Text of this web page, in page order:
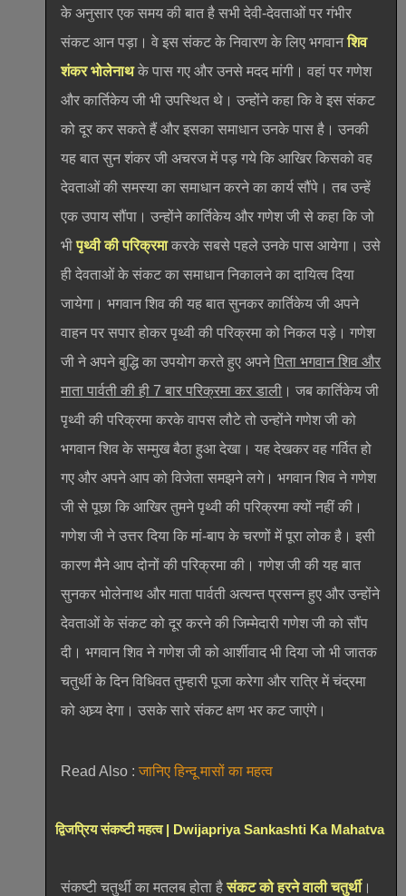
के अनुसार एक समय की बात है सभी देवी-देवताओं पर गंभीर
संकट आन पड़ा। वे इस संकट के निवारण के लिए भगवानशिव
शंकर भोलेनाथके पास गए और उनसे मदद मांगी। वहां पर गणेश
और कार्तिकेय जी भी उपस्थित थे। उन्होंने कहा कि वे इस संकट
को दूर कर सकते हैं और इसका समाधान उनके पास है। उनकी
यह बात सुन शंकर जी अचरज में पड़ गये कि आखिर किसको वह
देवताओं की समस्या का समाधान करने का कार्य सौंपे। तब उन्हें
एक उपाय सौंपा। उन्होंने कार्तिकेय और गणेश जी से कहा कि जो
भीपृथ्वी की परिक्रमाकरके सबसे पहले उनके पास आयेगा। उसे
ही देवताओं के संकट का समाधान निकालने का दायित्व दिया
जायेगा। भगवान शिव की यह बात सुनकर कार्तिकेय जी अपने
वाहन पर सपार होकर पृथ्वी की परिक्रमा को निकल पड़े। गणेश
जी ने अपने बुद्धि का उपयोग करते हुए अपनेपिता भगवान शिव और
माता पार्वती की ही 7 बार परिक्रमा कर डाली । जब कार्तिकेय जी
पृथ्वी की परिक्रमा करके वापस लौटे तो उन्होंने गणेश जी को
भगवान शिव के सम्मुख बैठा हुआ देखा। यह देखकर वह गर्वित हो
गए और अपने आप को विजेता समझने लगे। भगवान शिव ने गणेश
जी से पूछा कि आखिर तुमने पृथ्वी की परिक्रमा क्यों नहीं की।
गणेश जी ने उत्तर दिया कि मां-बाप के चरणों में पूरा लोक है। इसी
कारण मैने आप दोनों की परिक्रमा की। गणेश जी की यह बात
सुनकर भोलेनाथ और माता पार्वती अत्यन्त प्रसन्न हुए और उन्होंने
देवताओं के संकट को दूर करने की जिम्मेदारी गणेश जी को सौंप
दी। भगवान शिव ने गणेश जी को आर्शीवाद भी दिया जो भी जातक
चतुर्थी के दिन विधिवत तुम्हारी पूजा करेगा और रात्रि में चंद्रमा
को अघ्र्य देगा। उसके सारे संकट क्षण भर कट जाएंगे।
Read Also :जानिए हिन्दू मासों का महत्व
द्विजप्रिय संकष्टी महत्व | Dwijapriya Sankashti Ka Mahatva
संकष्टी चतुर्थी का मतलब होता हैसंकट को हरने वाली चतुर्थी।